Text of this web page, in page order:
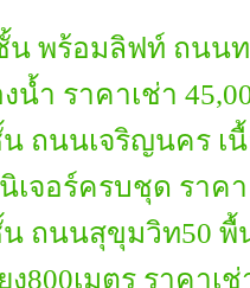
น พร้อมลิฟท์ ถนนท
น้ำ ราคาเช่า
ถนนเจริญนคร เ
เจอร์ครบชุด ราค
ถนนสุขุมวิท50 พื้
800เมตร ราคาเ